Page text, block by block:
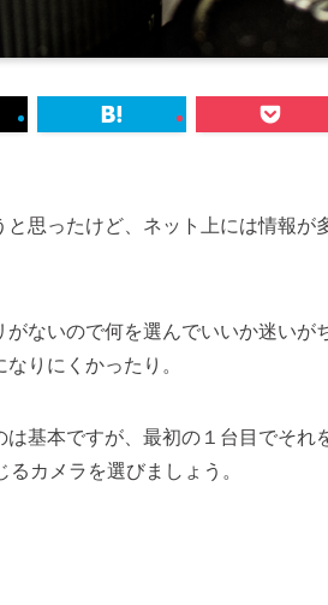
思ったけど、ネット上には情報が
がないので何を選んでいいか迷いが
りにくかったり。
基本ですが、最初の１台目でそれ
るカメラを選びましょう。